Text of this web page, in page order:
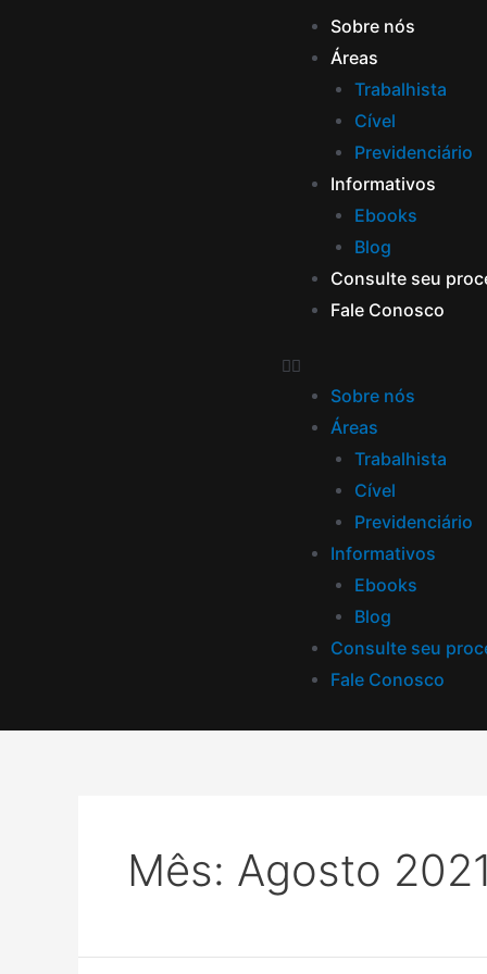
Sobre nós
Áreas
Trabalhista
Cível
Previdenciário
Informativos
Ebooks
Blog
Consulte seu
Fale Conosco
Sobre nós
Áreas
Trabalhista
Cível
Previdenciário
Informativos
Ebooks
Blog
Consulte seu
Fale Conosco
Mês: Agosto 2021